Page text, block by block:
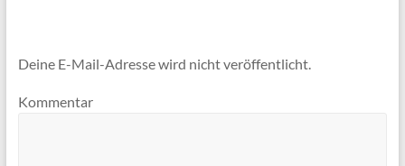
Deine E-Mail-Adresse wird nicht veröffentlicht.
Kommentar